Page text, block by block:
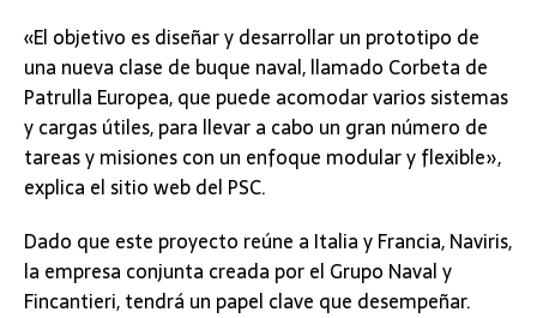
«El objetivo es diseñar y desarrollar un prototipo de
una nueva clase de buque naval, llamado Corbeta de
Patrulla Europea, que puede acomodar varios sistemas
y cargas útiles, para llevar a cabo un gran número de
tareas y misiones con un enfoque modular y flexible»,
explica el sitio web del PSC.
Dado que este proyecto reúne a Italia y Francia, Naviris,
la empresa conjunta creada por el Grupo Naval y
Fincantieri, tendrá un papel clave que desempeñar.